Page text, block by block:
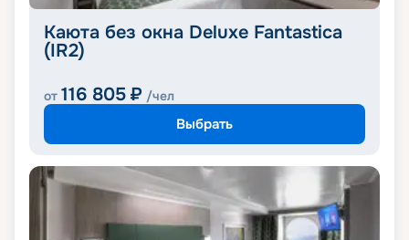
Каюта без окна Deluxe Fantastica
(IR2)
от 116 805 ₽ /чел
Выбрать